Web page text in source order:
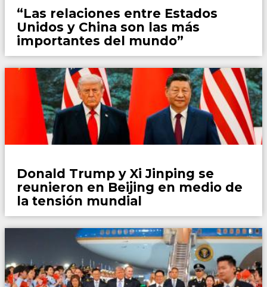
“Las relaciones entre Estados
Unidos y China son las más
importantes del mundo”
Donald Trump y Xi Jinping se
reunieron en Beijing en medio de
la tensión mundial